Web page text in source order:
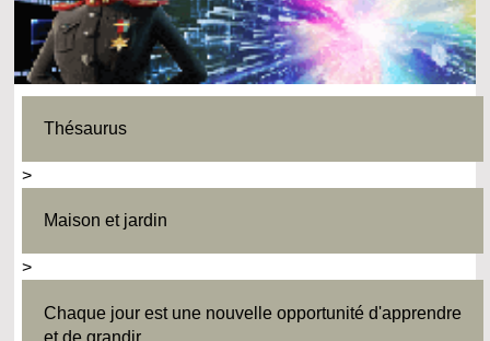
Thésaurus
>
Maison et jardin
>
Chaque jour est une nouvelle opportunité d'apprendre
et de grandir